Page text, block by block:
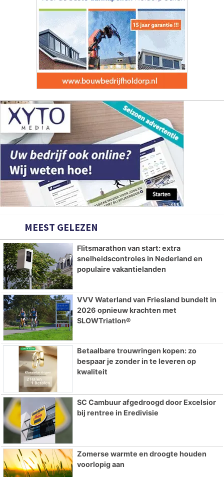
MEEST GELEZEN
Flitsmarathon van start: extra
snelheidscontroles in Nederland en
populaire vakantielanden
VVV Waterland van Friesland bundelt in
2026 opnieuw krachten met
SLOWTriatlon®
Betaalbare trouwringen kopen: zo
bespaar je zonder in te leveren op
kwaliteit
SC Cambuur afgedroogd door Excelsior
bij rentree in Eredivisie
Zomerse warmte en droogte houden
voorlopig aan